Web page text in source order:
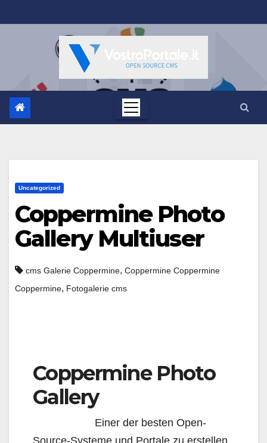
al
Uncategorized
Coppermine Photo
Gallery Multiuser
cms Galerie Coppermine, Coppermine Coppermine
Coppermine, Fotogalerie cms
Coppermine Photo
Gallery
Einer der besten Open-
Source-Systeme und Portale zu erstellen